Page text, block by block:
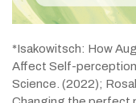
*Isakowitsch: How
Affect Self-
Science. (2022);